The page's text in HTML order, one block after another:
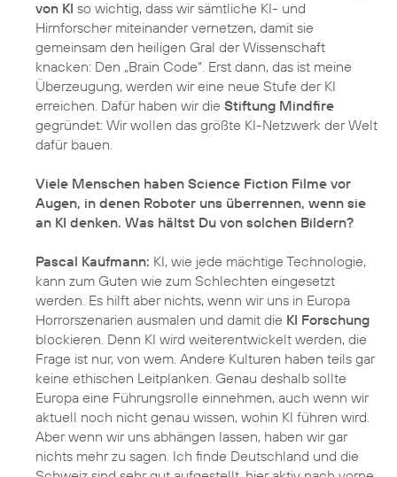
von KI so wichtig, dass wir sämtliche KI- und
Hirnforscher miteinander vernetzen, damit sie
gemeinsam den heiligen Gral der Wissenschaft
knacken: Den „Brain Code“. Erst dann, das ist meine
Überzeugung, werden wir eine neue Stufe der KI
erreichen. Dafür haben wir die Stiftung Mindfire
gegründet: Wir wollen das größte KI-Netzwerk der Welt
dafür bauen.
Viele Menschen haben Science Fiction Filme vor
Augen, in denen Roboter uns überrennen, wenn sie
an KI denken. Was hältst Du von solchen Bildern?
Pascal Kaufmann: KI, wie jede mächtige Technologie,
kann zum Guten wie zum Schlechten eingesetzt
werden. Es hilft aber nichts, wenn wir uns in Europa
Horrorszenarien ausmalen und damit die KI Forschung
blockieren. Denn KI wird weiterentwickelt werden, die
Frage ist nur, von wem. Andere Kulturen haben teils gar
keine ethischen Leitplanken. Genau deshalb sollte
Europa eine Führungsrolle einnehmen, auch wenn wir
aktuell noch nicht genau wissen, wohin KI führen wird.
Aber wenn wir uns abhängen lassen, haben wir gar
nichts mehr zu sagen. Ich finde Deutschland und die